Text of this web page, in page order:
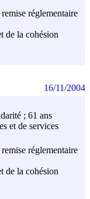
réglementaire
de la cohésion
; 61 ans
et de services
réglementaire
de la cohésion
16/11/2004